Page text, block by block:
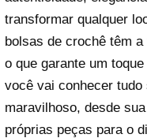
transformar qualquer
bolsas de crochê têm
o que garante um
você vai conhecer
maravilhoso, desde
próprias peças para o